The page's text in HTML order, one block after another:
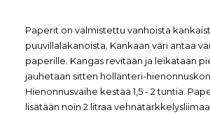
Paperit on valmistettu vanhoista
puuvillalakanoista. Kankaan väri antaa
paperille. Kangas revitään ja leikataan
jauhetaan sitten hollanteri-
Hienonnusvaihe kestää 1,5 - 2 tuntia.
lisätään noin 2 litraa